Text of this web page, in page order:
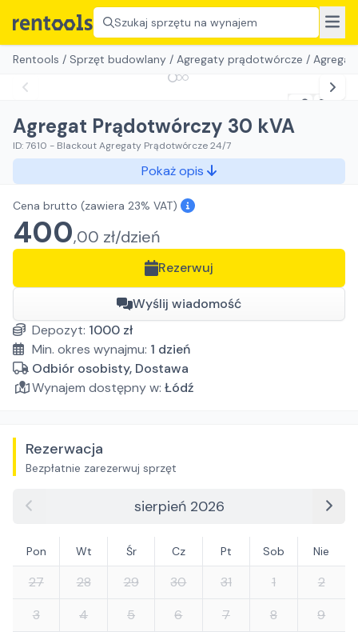
Szukaj sprzętu na wynajem
Rentools / Sprzęt budowlany / Agregaty prądotwórcze /
Agregat Prądotwórczy 30 kVA
ID:7610 - Blackout Agregaty Prądotwórcze 24/7
Pokaż opis
Cena brutto (zawiera 23% VAT)
400,00 zł/dzień
Rezerwuj
Wyślij wiadomość
Depozyt: 1000 zł
Min. okres wynajmu: 1 dzień
Odbiór osobisty, Dostawa
Wynajem dostępny w: Łódź
Rezerwacja
Bezpłatnie zarezerwuj sprzęt
sierpień 2026
Pon Wt Śr Cz Pt Sob Nie
27 28 29 30 31 1
2
3
4 5 6 7 8
9